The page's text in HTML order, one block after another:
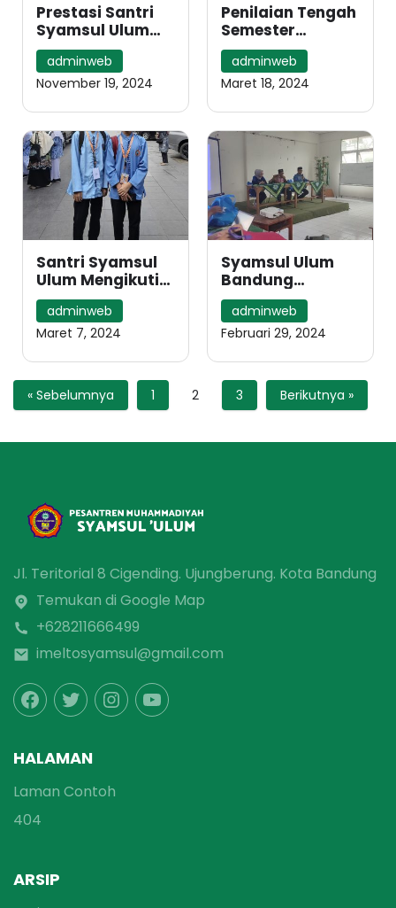
Prestasi Santri
Syamsul Ulum
Bandung di Milad
Muhammadiyah
ke-112
adminweb
November 19, 2024
Penilaian Tengah
Semester
Semester Genap
2023-2024 Santri
Syamsul Ulum
adminweb
Maret 18, 2024
Santri Syamsul
Ulum Mengikuti
OlympicAD 7
adminweb
Maret 7, 2024
Syamsul Ulum
Bandung
Kerjasama
dengan
Krakatau
adminweb
Februari 29, 2024
« Sebelumnya 1 2 3 Berikutnya »
Jl. Teritorial 8 Cigending. Ujungberung. Kota Bandung
Temukan di Google Map
+628211666499
imeltosyamsul@gmail.com
HALAMAN
Laman Contoh
404
ARSIP